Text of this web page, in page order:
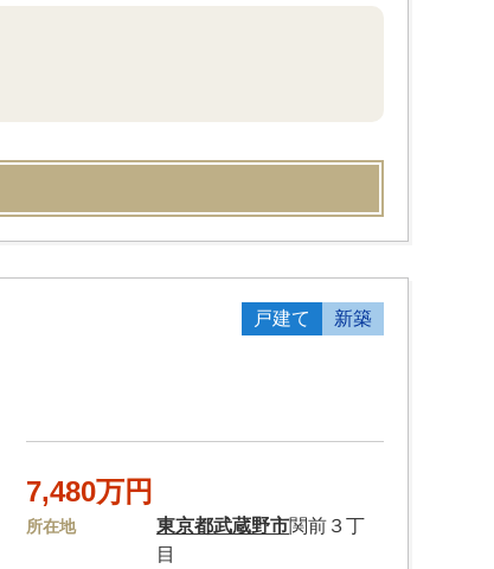
戸建て 新築
7,480万円
所在地 東京都武蔵野市関前３丁
目